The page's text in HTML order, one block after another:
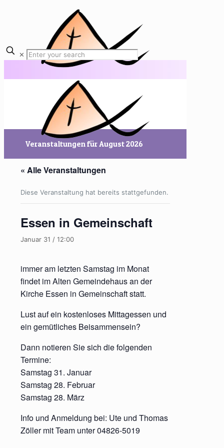
✕
Veranstaltungen für August 2026
« Alle Veranstaltungen
Diese Veranstaltung hat bereits stattgefunden.
Essen in Gemeinschaft
Januar 31 / 12:00
immer am letzten Samstag im Monat
findet im Alten Gemeindehaus an der
Kirche Essen in Gemeinschaft statt.
Lust auf ein kostenloses Mittagessen und
ein gemütliches Beisammensein?
Dann notieren Sie sich die folgenden
Termine:
Samstag 31. Januar
Samstag 28. Februar
Samstag 28. März
Info und Anmeldung bei: Ute und Thomas
Zöller mit Team unter 04826-5019